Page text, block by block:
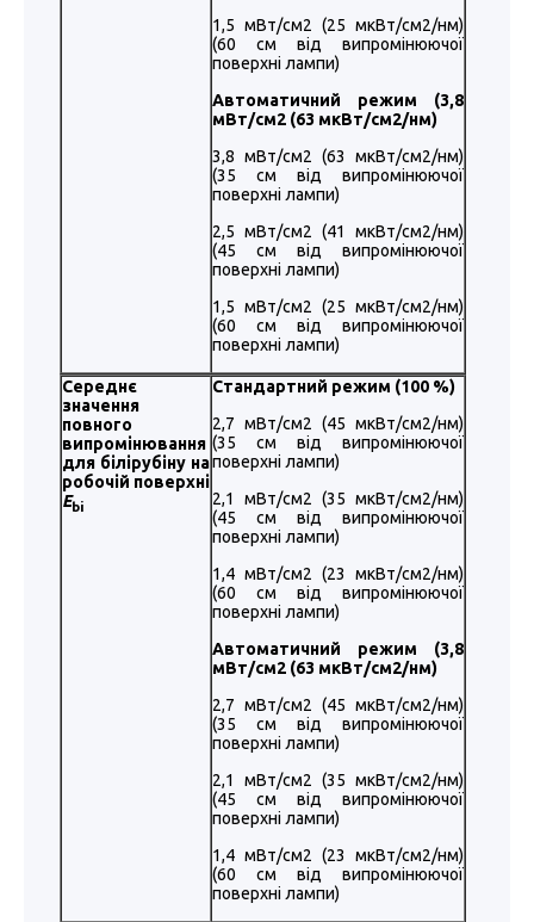
1,5 мВт/см2 (25 мкВт/см2/нм)
(60 см від випромінюючої
поверхні лампи)
Автоматичний режим (3,8
мВт/см2 (63 мкВт/см2/нм)
3,8 мВт/см2 (63 мкВт/см2/нм)
(35 см від випромінюючої
поверхні лампи)
2,5 мВт/см2 (41 мкВт/см2/нм)
(45 см від випромінюючої
поверхні лампи)
1,5 мВт/см2 (25 мкВт/см2/нм)
(60 см від випромінюючої
поверхні лампи)
Середнє
значення
повного
випромінювання
для білірубіну на
робочій поверхні
Ebi
Стандартний режим (100 %)
2,7 мВт/см2 (45 мкВт/см2/нм)
(35 см від випромінюючої
поверхні лампи)
2,1 мВт/см2 (35 мкВт/см2/нм)
(45 см від випромінюючої
поверхні лампи)
1,4 мВт/см2 (23 мкВт/см2/нм)
(60 см від випромінюючої
поверхні лампи)
Автоматичний режим (3,8
мВт/см2 (63 мкВт/см2/нм)
2,7 мВт/см2 (45 мкВт/см2/нм)
(35 см від випромінюючої
поверхні лампи)
2,1 мВт/см2 (35 мкВт/см2/нм)
(45 см від випромінюючої
поверхні лампи)
1,4 мВт/см2 (23 мкВт/см2/нм)
(60 см від випромінюючої
поверхні лампи)